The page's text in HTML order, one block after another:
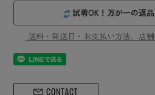
試着OK！万が一の返
送料・発送日・お支払い方法、店